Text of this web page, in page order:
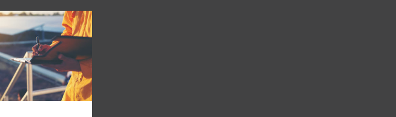
de muestreo para
de aire
requerido por
GFSI